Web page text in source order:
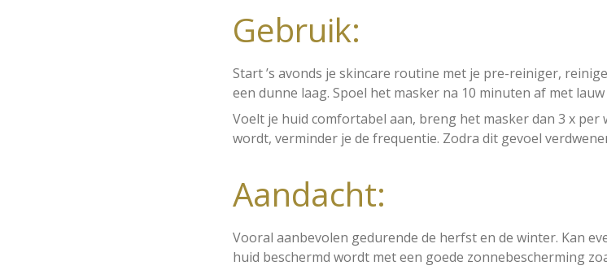
Gebruik:
Start ’s avonds je skincare routine met je pre-reiniger,
een dunne laag. Spoel het masker na 10 minuten af met
Voelt je huid comfortabel aan, breng het masker dan 3 x
wordt, verminder je de frequentie. Zodra dit gevoel
Aandacht:
Vooral aanbevolen gedurende de herfst en de winter. Kan
huid beschermd wordt met een goede zonnebescherming